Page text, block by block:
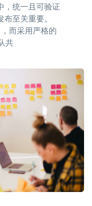
，统一且可验证
至关重要。
而采用严格的
共